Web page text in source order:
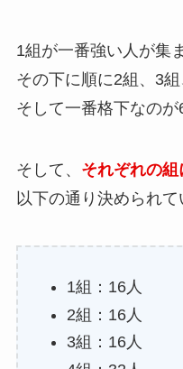
1組が一番強い人が集
その下に順に2組、3組
そして一番格下なのが
そして、 それぞれの
以下の通り決められて
1組：16人
2組：16人
3組：16人